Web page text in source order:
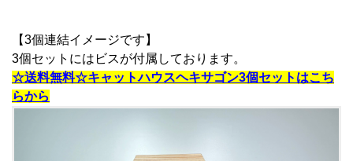
【3個連結イメージです】
3個セットにはビスが付属しております。
☆送料無料☆キャットハウスヘキサゴン3個セットはこち
らから